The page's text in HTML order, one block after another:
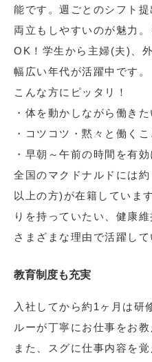
能です。週ごとのシフト
両立もしやすいのが魅力
OK！学生から主婦(夫)、
幅広い年代が活躍中です。
こんな方にピッタリ！
・体を動かしながら働きた
・コツコツ・黙々と働くこ
・早朝～午前の時間を有
全国のマクドナルドには
以上の方)が在籍していま
りを持っていたい、健康
さまざまな理由で活躍して
教育制度も充実
入社してから約1ヶ月は研
ルーが丁寧にお仕事をお教
また、スグに仕事内容を